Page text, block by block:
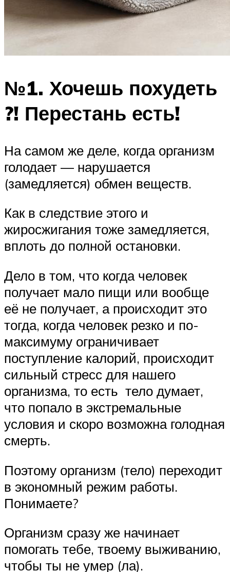
№1. Хочешь похудеть
?! Перестань есть!
На самом же деле, когда организм
голодает — нарушается
(замедляется) обмен веществ.
Как в следствие этого и
жиросжигания тоже замедляется,
вплоть до полной остановки.
Дело в том, что когда человек
получает мало пищи или вообще
её не получает, а происходит это
тогда, когда человек резко и по-
максимуму ограничивает
поступление калорий, происходит
сильный стресс для нашего
организма, то есть тело думает,
что попало в экстремальные
условия и скоро возможна голодная
смерть.
Поэтому организм (тело) переходит
в экономный режим работы.
Понимаете?
Организм сразу же начинает
помогать тебе, твоему выживанию,
чтобы ты не умер (ла).